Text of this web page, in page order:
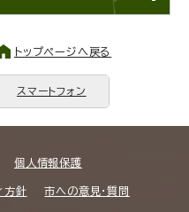
トップページへ戻る
スマートフォン
個人情報保護
方針 市への意見・質問